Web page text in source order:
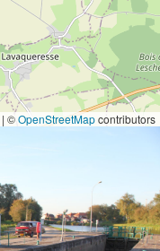
| ©OpenStreetMapcontributors